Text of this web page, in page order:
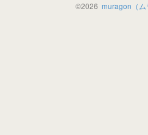
©2026 muragon（ム